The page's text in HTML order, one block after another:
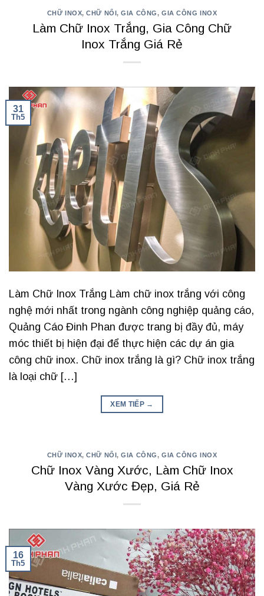
CHỮ INOX,CHỮ NỔI,GIA CÔNG, GIA CÔNG INOX
Làm Chữ Inox Trắng, Gia Công Chữ
Inox Trắng Giá Rẻ
31
Th5
Làm Chữ Inox Trắng Làm chữ inox trắng với công
nghệ mới nhất trong ngành công nghiệp quảng cáo,
Quảng Cáo Đinh Phan được trang bị đầy đủ, máy
móc thiết bị hiện đại để thực hiện các dự án gia
công chữ inox. Chữ inox trắng là gì? Chữ inox trắng
là loại chữ […]
XEM TIẾP →
CHỮ INOX,CHỮ NỔI,GIA CÔNG, GIA CÔNG INOX
Chữ Inox Vàng Xước, Làm Chữ Inox
Vàng Xước Đẹp, Giá Rẻ
16
Th5